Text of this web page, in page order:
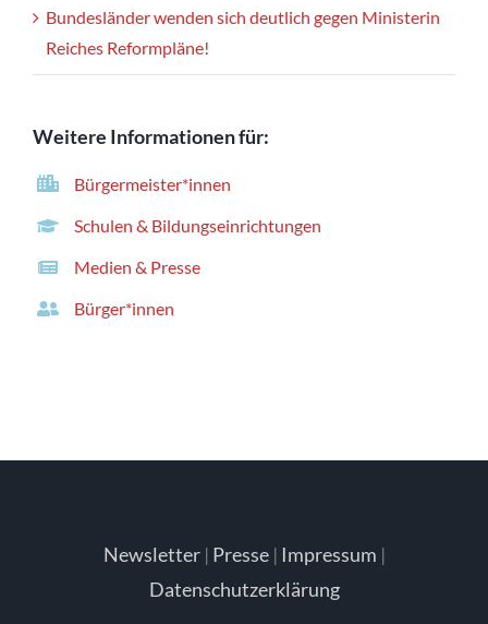
Bundesländer wenden sich deutlich gegen Ministerin
Reiches Reformpläne!
Weitere Informationen für:
Bürgermeister*innen
Schulen & Bildungseinrichtungen
Medien & Presse
Bürger*innen
Newsletter| Presse| Impressum |
Datenschutzerklärung